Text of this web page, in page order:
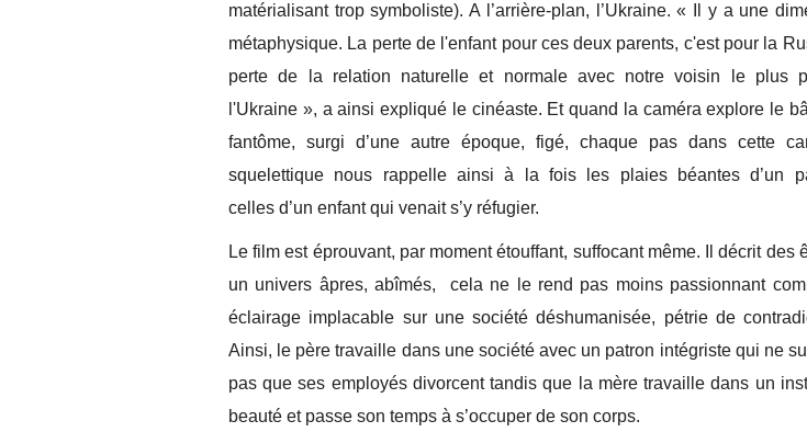
matérialisant trop symboliste). A l’arrière-plan, l’Ukraine. « Il y a une
métaphysique. La perte de l'enfant pour ces deux parents, c'est pour la
perte de la relation naturelle et normale avec notre voisin le plus
l'Ukraine », a ainsi expliqué le cinéaste. Et quand la caméra explore le
fantôme, surgi d’une autre époque, figé, chaque pas dans cette
squelettique nous rappelle ainsi à la fois les plaies béantes d’un
celles d’un enfant qui venait s’y réfugier.
Le film est éprouvant, par moment étouffant, suffocant même. Il décrit des
un univers âpres, abîmés, cela ne le rend pas moins passionnant
éclairage implacable sur une société déshumanisée, pétrie de
Ainsi, le père travaille dans une société avec un patron intégriste qui ne
pas que ses employés divorcent tandis que la mère travaille dans un
beauté et passe son temps à s’occuper de son corps.